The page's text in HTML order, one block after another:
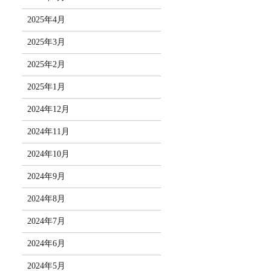
2025年4月
2025年3月
2025年2月
2025年1月
2024年12月
2024年11月
2024年10月
2024年9月
2024年8月
2024年7月
2024年6月
2024年5月